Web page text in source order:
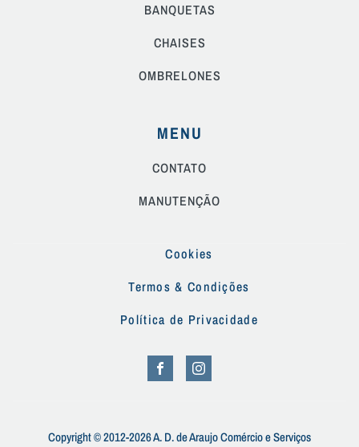
BANQUETAS
CHAISES
OMBRELONES
MENU
CONTATO
MANUTENÇÃO
Cookies
Termos & Condições
Política de Privacidade
Copyright © 2012-2026 A. D. de Araujo Comércio e Serviços